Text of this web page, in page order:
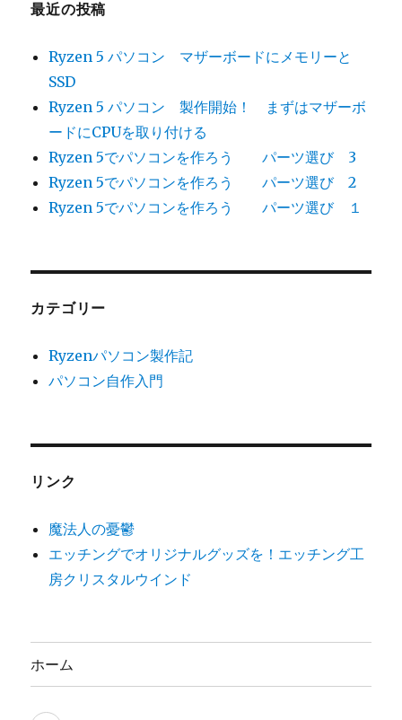
ツ
最近の投稿
Ryzen 5 パソコン マザーボードにメモリーと
SSD
Ryzen 5 パソコン 製作開始！ まずはマザーボ
ードにCPUを取り付ける
Ryzen 5でパソコンを作ろう パーツ選び 3
Ryzen 5でパソコンを作ろう パーツ選び 2
Ryzen 5でパソコンを作ろう パーツ選び １
カテゴリー
Ryzenパソコン製作記
パソコン自作入門
リンク
魔法人の憂鬱
エッチングでオリジナルグッズを！エッチング工
房クリスタルウインド
ホーム